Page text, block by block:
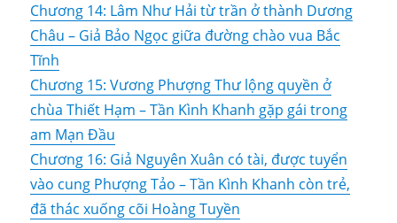
Chương 14: Lâm Như Hải từ trần ở thành Dương
Châu – Giả Bảo Ngọc giữa đường chào vua Bắc
Tĩnh
Chương 15: Vương Phượng Thư lộng quyền ở
chùa Thiết Hạm – Tần Kình Khanh gặp gái trong
am Mạn Đầu
Chương 16: Giả Nguyên Xuân có tài, được tuyển
vào cung Phượng Tảo – Tần Kình Khanh còn trẻ,
đã thác xuống cõi Hoàng Tuyền